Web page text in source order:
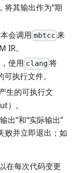
将其输出作为“期
会调用 mbtcc 来
IR。
使用 clang 将
执行文件。
生的可执行文
）。
出”和“实际输出”
败并立即退出；如
在每次代码变更